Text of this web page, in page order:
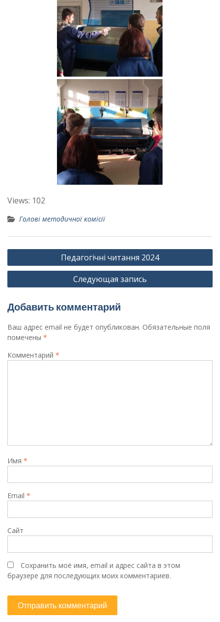
Views: 102
Голові методичної комісії
Навигация
по
Педагогічні читання 2024
Следующая запись
Добавить комментарий
Ваш адрес email не будет опубликован. Обязательные поля
помечены *
Комментарий *
Имя *
Email *
Сайт
Сохранить моё имя, email и адрес сайта в этом
браузере для последующих моих комментариев.